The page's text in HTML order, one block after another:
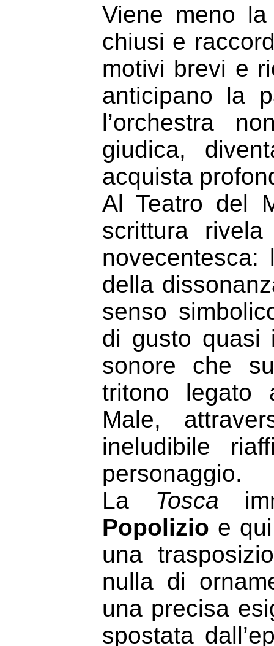
Viene meno
chiusi e
motivi brevi e
anticipano la
l’orchestra
giudica,
acquista
Al Teatro del
scrittura
novecentesca:
della
senso
di gusto quasi
sonore che
tritono legato
Male,
ineludibile
personaggio.
La Tosca
Popolizio e
una
nulla di
una precisa
spostata